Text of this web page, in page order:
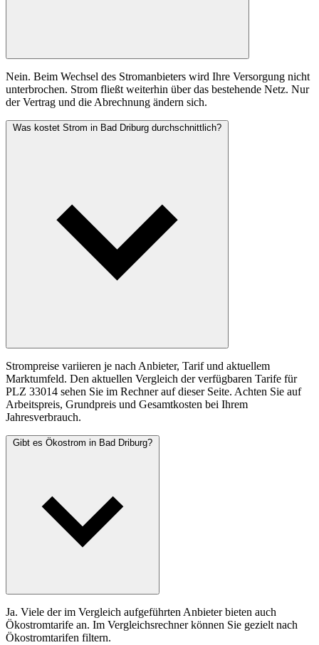
Nein. Beim Wechsel des Stromanbieters wird Ihre Versorgung nicht
unterbrochen. Strom fließt weiterhin über das bestehende Netz. Nur
der Vertrag und die Abrechnung ändern sich.
Was kostet Strom in Bad Driburg durchschnittlich?
Strompreise variieren je nach Anbieter, Tarif und aktuellem
Marktumfeld. Den aktuellen Vergleich der verfügbaren Tarife für
PLZ 33014 sehen Sie im Rechner auf dieser Seite. Achten Sie auf
Arbeitspreis, Grundpreis und Gesamtkosten bei Ihrem
Jahresverbrauch.
Gibt es Ökostrom in Bad Driburg?
Ja. Viele der im Vergleich aufgeführten Anbieter bieten auch
Ökostromtarife an. Im Vergleichsrechner können Sie gezielt nach
Ökostromtarifen filtern.